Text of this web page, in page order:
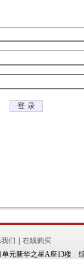
们
在线购买
元新华之星A座13楼